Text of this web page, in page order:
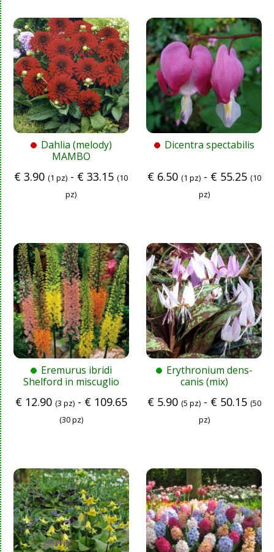
Dahlia (melody)
MAMBO
€ 3.90 (1 pz) - € 33.15 (10
pz)
Dicentra spectabilis
€6.50 (1 pz)- €55.25 (10
pz)
Eremurus ibridi
Shelford in miscuglio
€12.90 (3 pz)- €109.65
(30 pz)
Erythronium dens-
canis (mix)
€5.90 (5 pz)- €50.15 (50
pz)